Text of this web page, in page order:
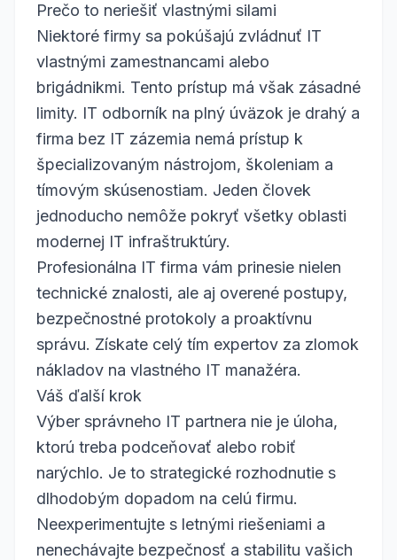
Prečo to neriešiť vlastnými silami
Niektoré firmy sa pokúšajú zvládnuť IT
vlastnými zamestnancami alebo
brigádnikmi. Tento prístup má však zásadné
limity. IT odborník na plný úväzok je drahý a
firma bez IT zázemia nemá prístup k
špecializovaným nástrojom, školeniam a
tímovým skúsenostiam. Jeden človek
jednoducho nemôže pokryť všetky oblasti
modernej IT infraštruktúry.
Profesionálna IT firma vám prinesie nielen
technické znalosti, ale aj overené postupy,
bezpečnostné protokoly a proaktívnu
správu. Získate celý tím expertov za zlomok
nákladov na vlastného IT manažéra.
Váš ďalší krok
Výber správneho IT partnera nie je úloha,
ktorú treba podceňovať alebo robiť
narýchlo. Je to strategické rozhodnutie s
dlhodobým dopadom na celú firmu.
Neexperimentujte s letnými riešeniami a
nenechávajte bezpečnosť a stabilitu vašich